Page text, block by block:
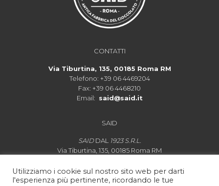
CONTATTI
Via Tiburtina, 135, 00185 Roma RM
Telefono: +39 06 4469204
Fax: +39 06 4468210
Email: said@said.it
SAID
SAIDDAL
1923 S.R.L.
Via Tiburtina, 135, 00185 Roma RM
Lospaccio di cioccolatarimarrà aperto dal martedì alla
domenica dalle ore 10:00 alle ore 20:00.
Utilizziamo i cookie sul nostro sito web per darti
l'esperienza più pertinente, ricordando le tue